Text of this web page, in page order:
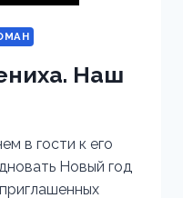
Наш
в гости к его
Новый год